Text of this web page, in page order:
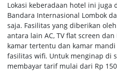
Lokasi keberadaan hotel ini juga
Bandara Internasional Lombok
saja. Fasilitas yang diberikan
antara lain AC, TV flat screen
kamar tertentu dan kamar
fasilitas wifi. Untuk menginap di
membayar tarif mulai dari Rp